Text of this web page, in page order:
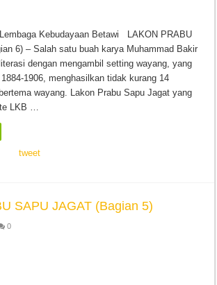
Kebudayaan Betawi LAKON PRABU
6) – Salah satu buah karya Muhammad Bakir
dengan mengambil setting wayang, yang
1906, menghasilkan tidak kurang 14
wayang. Lakon Prabu Sapu Jagat yang
LKB …
tweet
SAPU JAGAT (Bagian 5)
0